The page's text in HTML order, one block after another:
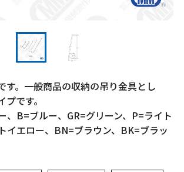
す。一般商品の収納の吊り金具とし
です。
、B=ブルー、GR=グリーン、P=ライト
イエロー、BN=ブラウン、BK=ブラッ